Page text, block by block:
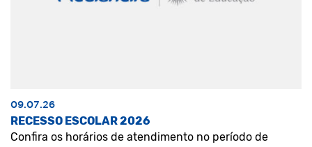
09.07.26
RECESSO ESCOLAR 2026
Confira os horários de atendimento no período de